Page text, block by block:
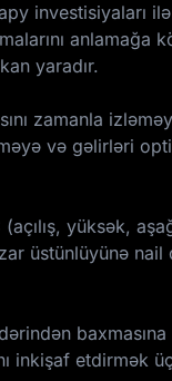
investisiyaları
anlamağa
yaradır.
zamanla
və gəlirləri
yüksək,
üstünlüyünə nail
inkişaf etdirmək